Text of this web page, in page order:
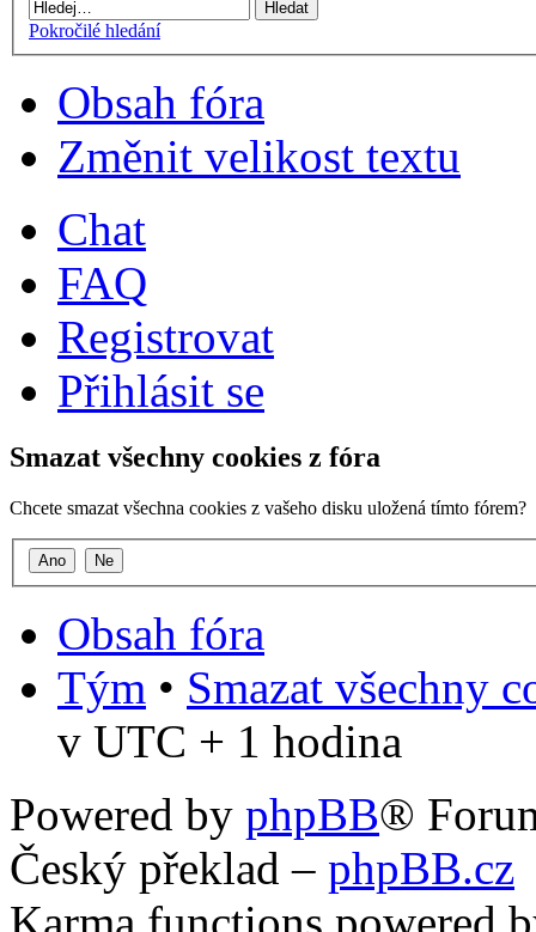
Pokročilé hledání
Obsah fóra
Změnit velikost textu
Chat
FAQ
Registrovat
Přihlásit se
Smazat všechny cookies z fóra
Chcete smazat všechna cookies z vašeho disku uložená tímto fórem?
Obsah fóra
Tým • Smazat všechny
v UTC + 1 hodina
Powered by phpBB®
Český překlad – phpBB.cz
Karma functions powered